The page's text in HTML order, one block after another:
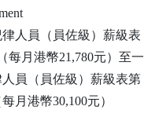
人員（員佐級）薪級表
每月港幣21,780元）至一
員（員佐級）薪級表第
月港幣30,100元）